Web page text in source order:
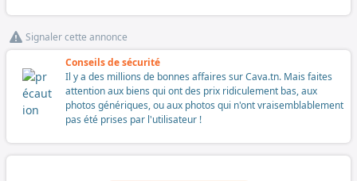
Signaler cette annonce
Conseils de sécurité
Il y a des millions de bonnes affaires sur Cava.tn. Mais faites
attention aux biens qui ont des prix ridiculement bas, aux
photos génériques, ou aux photos qui n'ont vraisemblablement
pas été prises par l'utilisateur !